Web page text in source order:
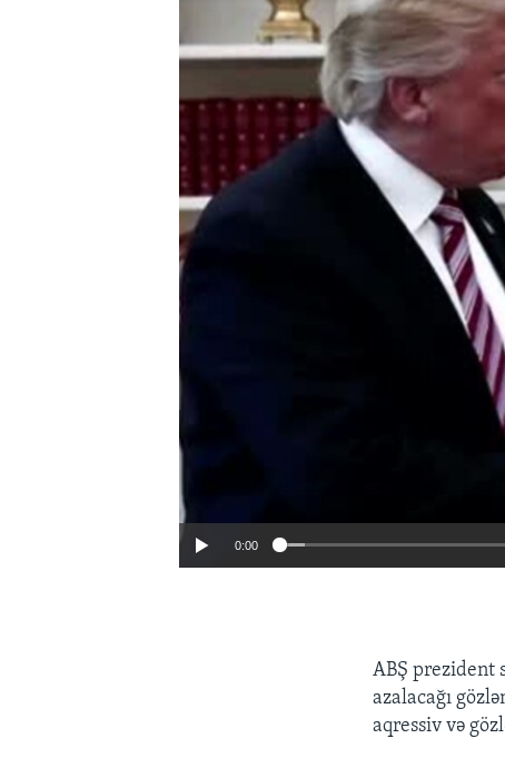
0:00
ABŞ prezident
azalacağı
aqressiv və